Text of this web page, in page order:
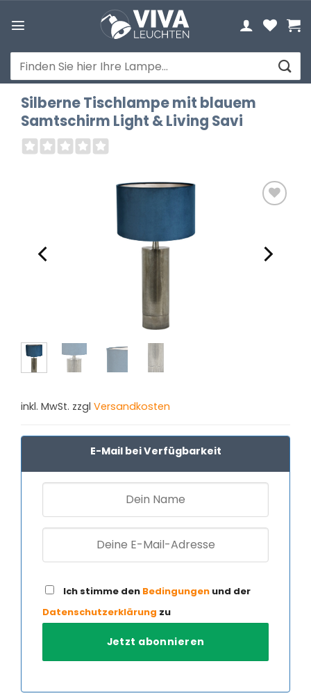
Inhalt
Suchen
nach:
Silberne Tischlampe mit blauem
Samtschirm Light & Living Savi
inkl. MwSt. zzgl Versandkosten
E-Mail bei Verfügbarkeit
Ich stimme den Bedingungen und der
Datenschutzerklärung zu